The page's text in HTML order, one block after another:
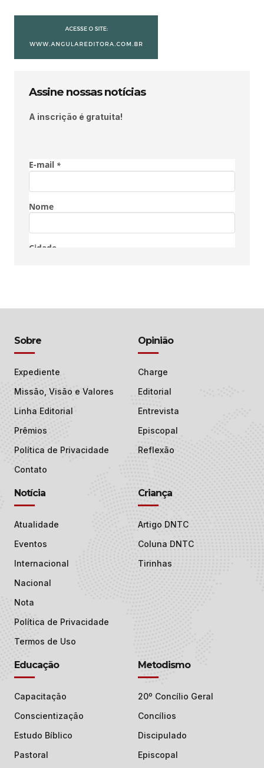
Assine nossas notícias
A inscrição é gratuita!
Sobre
Expediente
Missão, Visão e Valores
Linha Editorial
Prêmios
Política de Privacidade
Contato
Opinião
Charge
Editorial
Entrevista
Episcopal
Reflexão
Notícia
Atualidade
Eventos
Internacional
Nacional
Nota
Política de Privacidade
Termos de Uso
Criança
Artigo DNTC
Coluna DNTC
Tirinhas
Educação
Capacitação
Conscientização
Estudo Bíblico
Pastoral
Metodismo
20º Concílio Geral
Concílios
Discipulado
Episcopal